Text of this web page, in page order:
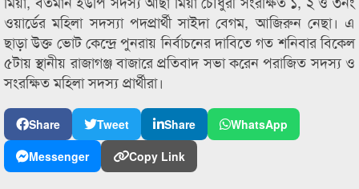
ওয়ার্ডের মহিলা সদস্যা পদপ্রার্থী সাইদা বেগম, আজিরুন নেছা। এ
ছাড়া উক্ত ভোট কেন্দ্রে পুনরায় নির্বাচনের দাবিতে গত শনিবার বিকেল
৫টায় স্থানীয় রাজাগঞ্জ বাজারে প্রতিবাদ সভা করেন পরাজিত সদস্য ও
সংরক্ষিত মহিলা সদস্য প্রার্থীরা।
Share Tweet Share
WhatsApp
Messenger
Copy Link